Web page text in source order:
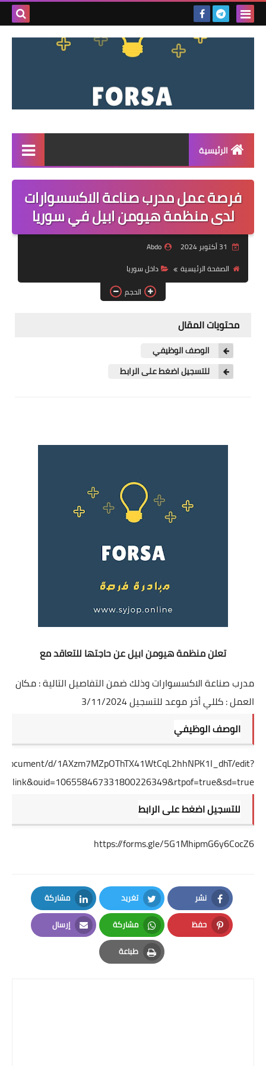
بحث
الرئيسية
القائمة
مناقصات
فرص عمل داخل سوريا
فرص عمل في العراق
فرص عمل في اليمن
فرصة عمل مدرب صناعة الاكسسوارات
لدى منظمة هيومن ابيل في سوريا
Abdo
الصفحة الرئيسية
داخل سوريا
الحجم
محتويات المقال
الوصف الوظيفي
للتسجيل اضغط على الرابط
تعلن منظمة هيومن ابيل عن حاجتها للتعاقد مع
مدرب صناعة الاكسسوارات وذلك ضمن التفاصيل التالية : مكان
العمل : كللي أخر موعد للتسجيل 3/11/2024
الوصف الوظيفي
d/1AXzm7MZpOThTX41WtCqL2hhNPK1I_dhT/edit?
للتسجيل اضغط على الرابط
https://forms.gle/5G1MhipmG6y6CocZ6
نشر
Facebook
تغريد
Twitter
مشاركة
LinkedIn
حفظ
Pinterest
مشاركة
Whatsapp
إرسال
Email
طباعة
Print